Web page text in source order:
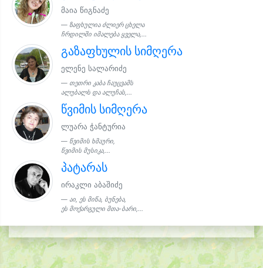
მაია წიგნაძე
ზაფხულია ძლიერ ცხელა
ჩრდილში იმალება ყველა,...
გაზაფხულის სიმღერა
ელენე სალარიძე
თეთრი კაბა ჩაუცვამს
ალუბალს და ალუჩას,...
წვიმის სიმღერა
ლუარა ჭანტურია
წვიმის ხმაური,
წვიმის მუსიკა,...
პატარას
ირაკლი აბაშიძე
აი, ეს მიწა, ბუნება,
ეს მოქარგული მთა-ბარი,...